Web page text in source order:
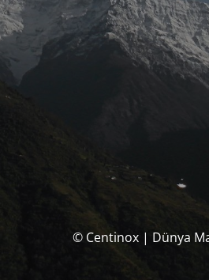
© Centinox | Dünya